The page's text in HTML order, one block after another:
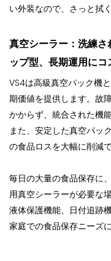
い外装なので、さっと拭
真空シーラー：洗練
ップ型、長期運用に
VS4は高級真空パック機
期価値を提供します。故
かからず、統合された機
また、安定した真空パッ
の食品ロスを大幅に削減で
毎日の大量の食品保存に
用真空シーラーが必要な
液体保護機能、日付追跡
家庭での食品保存ニーズ